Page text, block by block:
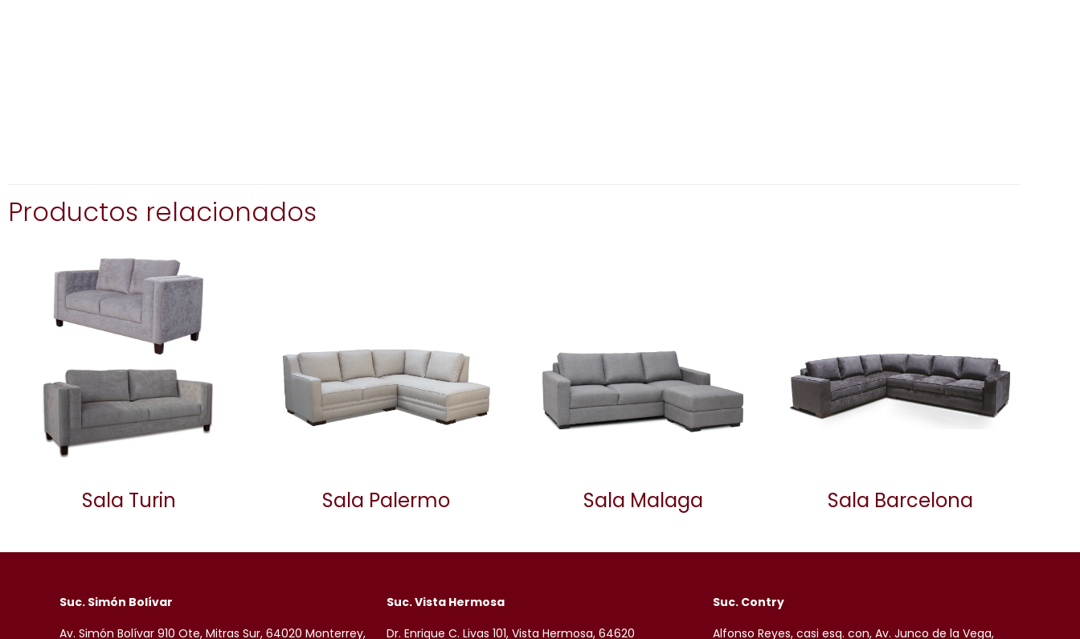
Productos relacionados
Sala Turin Sala Palermo Sala Malaga Sala Barcelona
Suc. Simón Bolívar
Av. Simón Bolívar 910 Ote, Mitras Sur, 64020 Monterrey,
Suc. Vista Hermosa
Dr. Enrique C. Livas 101, Vista Hermosa, 64620
Suc. Contry
Alfonso Reyes, casi esq. con, Av. Junco de la Vega,